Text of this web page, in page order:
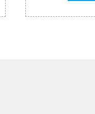
Lieferung